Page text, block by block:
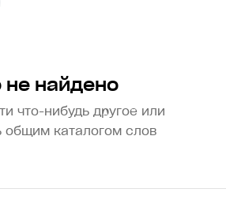
не найдено
что-нибудь другое или
общим каталогом слов